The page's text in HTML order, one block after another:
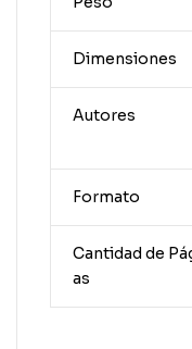
Dimensiones
Autores
Formato
Cantidad de
as